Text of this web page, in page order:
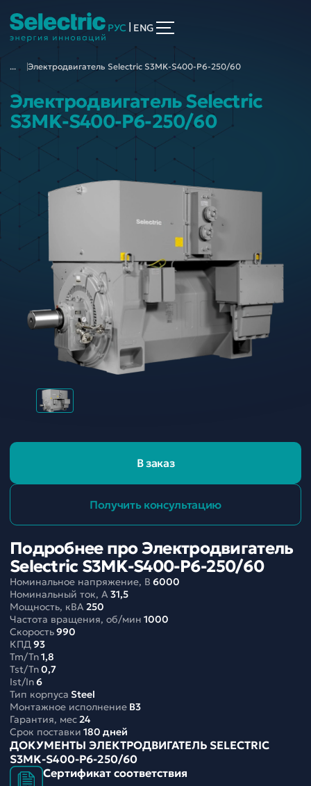
РУС ENG
... Электродвигатель Selectric S3MK-S400-P6-250/60
Электродвигатель Selectric
S3MK-S400-P6-250/60
В заказ
Получить консультацию
Подробнее про Электродвигатель
Selectric S3MK-S400-P6-250/60
Номинальное напряжение, В 6000
Номинальный ток, A31,5
Мощность, кВА250
Частота вращения, об/мин 1000
Скорость990
КПД93
Tm/Tn1,8
Tst/Tn0,7
Ist/In6
Тип корпуса Steel
Монтажное исполнение B3
Гарантия, мес24
Срок поставки 180 дней
ДОКУМЕНТЫ ЭЛЕКТРОДВИГАТЕЛЬ SELECTRIC
S3MK-S400-P6-250/60
Сертификат соответствия